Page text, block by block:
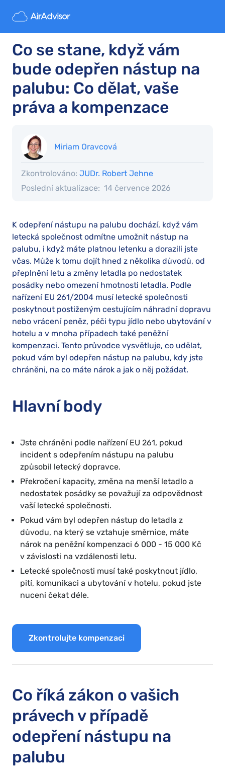
Co se stane, když vám
bude odepřen nástup na
palubu: Co dělat, vaše
práva a kompenzace
Miriam Oravcová
Poslední aktualizace: 14 července 2026
Zkontrolováno: JUDr. Robert Jehne
K odepření nástupu na palubu dochází, když vám
letecká společnost odmítne umožnit nástup na
palubu, i když máte platnou letenku a dorazili jste
včas. Může k tomu dojít hned z několika důvodů, od
přeplnění letu a změny letadla po nedostatek
posádky nebo omezení hmotnosti letadla. Podle
nařízení EU 261/2004 musí letecké společnosti
poskytnout postiženým cestujícím náhradní dopravu
nebo vrácení peněz, péči typu jídlo nebo ubytování v
hotelu a v mnoha případech také peněžní
kompenzaci. Tento průvodce vysvětluje, co udělat,
pokud vám byl odepřen nástup na palubu, kdy jste
chráněni, na co máte nárok a jak o něj požádat.
Hlavní body
Jste chráněni podle nařízení EU 261, pokud
incident s odepřením nástupu na palubu
způsobil letecký dopravce.
Překročení kapacity, změna na menší letadlo a
nedostatek posádky se považují za odpovědnost
vaší letecké společnosti.
Pokud vám byl odepřen nástup do letadla z
důvodu, na který se vztahuje směrnice, máte
nárok na peněžní kompenzaci 6 000 - 15 000 Kč
v závislosti na vzdálenosti letu.
Letecké společnosti musí také poskytnout jídlo,
pití, komunikaci a ubytování v hotelu, pokud jste
nuceni čekat déle.
Zkontrolujte kompenzaci
Co říká zákon o vašich
právech v případě
odepření nástupu na
palubu